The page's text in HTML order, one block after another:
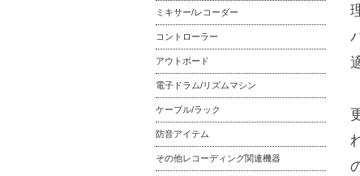
ミキサー/レコーダー
コントローラー
アウトボード
電子ドラム/リズムマシン
ケーブル/ラック
防音アイテム
その他レコーディング関連機器